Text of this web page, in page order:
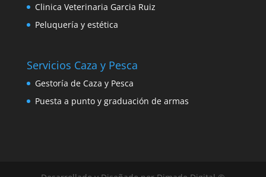
Clinica Veterinaria Garcia Ruiz
Peluquería y estética
Servicios Caza y Pesca
Gestoría de Caza y Pesca
Puesta a punto y graduación de armas